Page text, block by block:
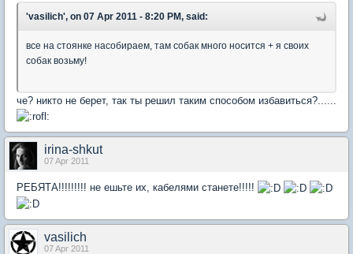
'vasilich', on 07 Apr 2011 - 8:20 PM, said:
все на стоянке насобираем, там собак много носится + я своих
собак возьму!
че? никто не берет, так ты решил таким способом избавиться?......
irina-shkut
07 Apr 2011
РЕБЯТА!!!!!!!!! не ешьте их, кабелями станете!!!!!
vasilich
07 Apr 2011